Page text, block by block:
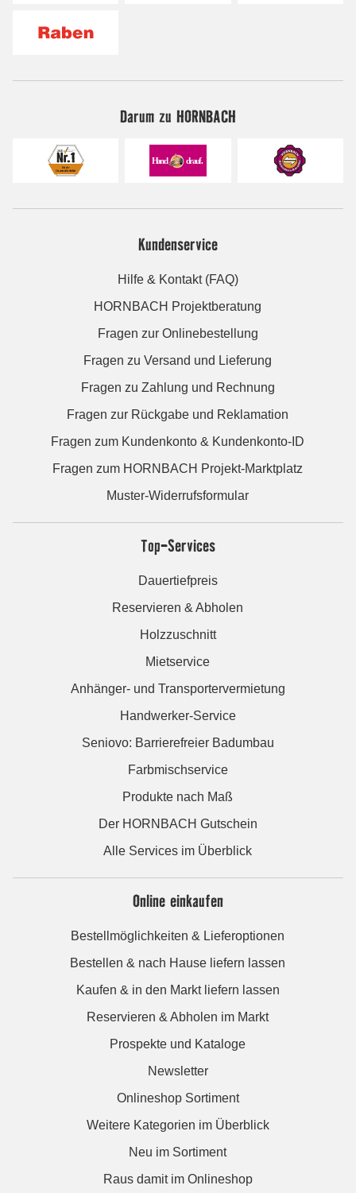
Darum zu HORNBACH
Kundenservice
Hilfe & Kontakt (FAQ)
HORNBACH Projektberatung
Fragen zur Onlinebestellung
Fragen zu Versand und Lieferung
Fragen zu Zahlung und Rechnung
Fragen zur Rückgabe und Reklamation
Fragen zum Kundenkonto & Kundenkonto-ID
Fragen zum HORNBACH Projekt-Marktplatz
Muster-Widerrufsformular
Top-Services
Dauertiefpreis
Reservieren & Abholen
Holzzuschnitt
Mietservice
Anhänger- und Transportervermietung
Handwerker-Service
Seniovo: Barrierefreier Badumbau
Farbmischservice
Produkte nach Maß
Der HORNBACH Gutschein
Alle Services im Überblick
Online einkaufen
Bestellmöglichkeiten & Lieferoptionen
Bestellen & nach Hause liefern lassen
Kaufen & in den Markt liefern lassen
Reservieren & Abholen im Markt
Prospekte und Kataloge
Newsletter
Onlineshop Sortiment
Weitere Kategorien im Überblick
Neu im Sortiment
Raus damit im Onlineshop